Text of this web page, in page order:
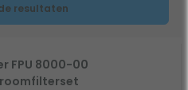
resultaten
FPU 8000-00